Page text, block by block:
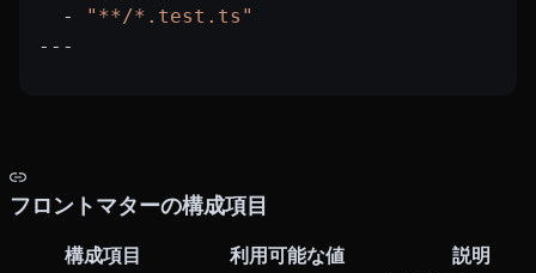
  -
"**/*.test.ts"
---
フロントマターの構成項目
構成項目 利用可能な値 説明